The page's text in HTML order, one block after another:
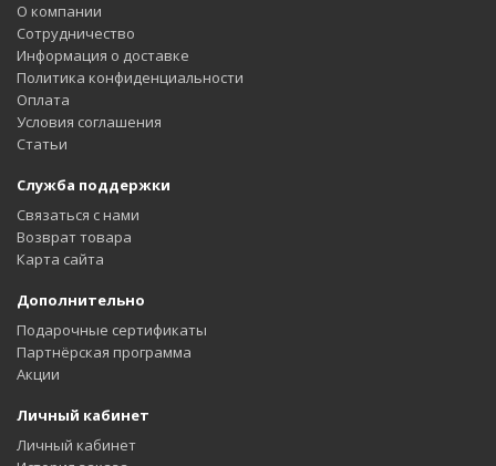
О компании
Сотрудничество
Информация о доставке
Политика конфиденциальности
Оплата
Условия соглашения
Статьи
Служба поддержки
Связаться с нами
Возврат товара
Карта сайта
Дополнительно
Подарочные сертификаты
Партнёрская программа
Акции
Личный кабинет
Личный кабинет